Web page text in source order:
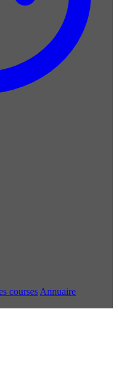
courses Annuaire